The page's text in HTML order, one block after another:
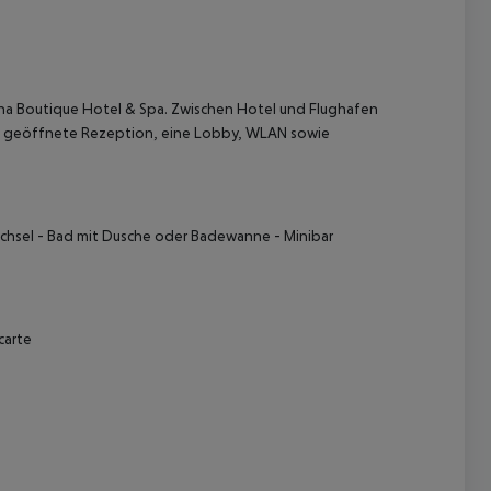
Boutique Hotel & Spa. Zwischen Hotel und Flughafen
Rezeption, eine Lobby, WLAN sowie
- Bad mit Dusche oder Badewanne - Minibar